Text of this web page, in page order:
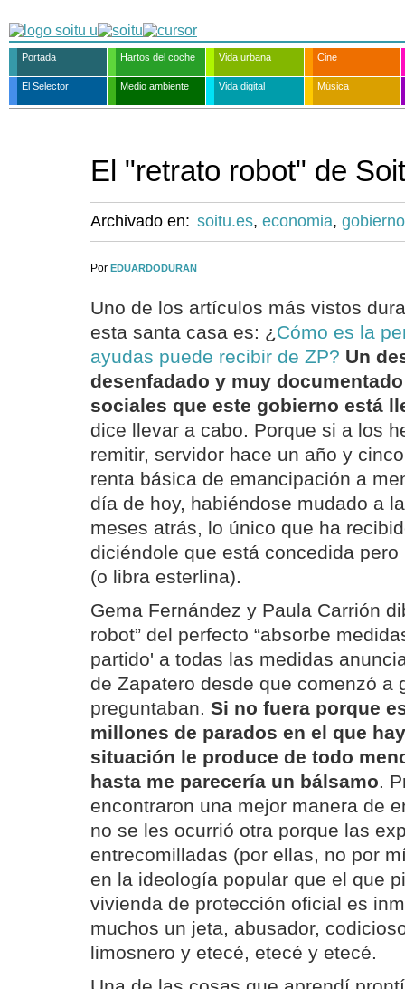
Portada Hartos del coche Vida urbana Cine
El Selector Medio ambiente Vida digital Música
El "retrato robot" de
Archivado en: soitu.es, economia, gobierno
Por EDUARDODURAN
Uno de los artículos más vistos
esta santa casa es: ¿Cómo es la
ayudas puede recibir de ZP? Un
desenfadado y muy
sociales que este gobierno está
dice llevar a cabo. Porque si a los
remitir, servidor hace un año y
renta básica de emancipación a
día de hoy, habiéndose mudado a
meses atrás, lo único que ha
diciéndole que está concedida
(o libra esterlina).
Gema Fernández y Paula Carrión
robot” del perfecto “absorbe
partido' a todas las medidas
de Zapatero desde que comenzó a
preguntaban. Si no fuera porque
millones de parados en el que
situación le produce de todo
hasta me parecería un bálsamo.
encontraron una mejor manera de
no se les ocurrió otra porque las
entrecomilladas (por ellas, no por
en la ideología popular que el que
vivienda de protección oficial es
muchos un jeta, abusador,
limosnero y etecé, etecé y etecé.